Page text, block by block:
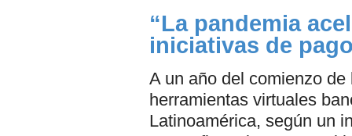
“La pandemia
iniciativas de
A un año del comienzo
herramientas virtuales
Latinoamérica, según un